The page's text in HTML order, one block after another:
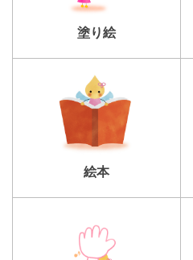
塗り絵
絵本